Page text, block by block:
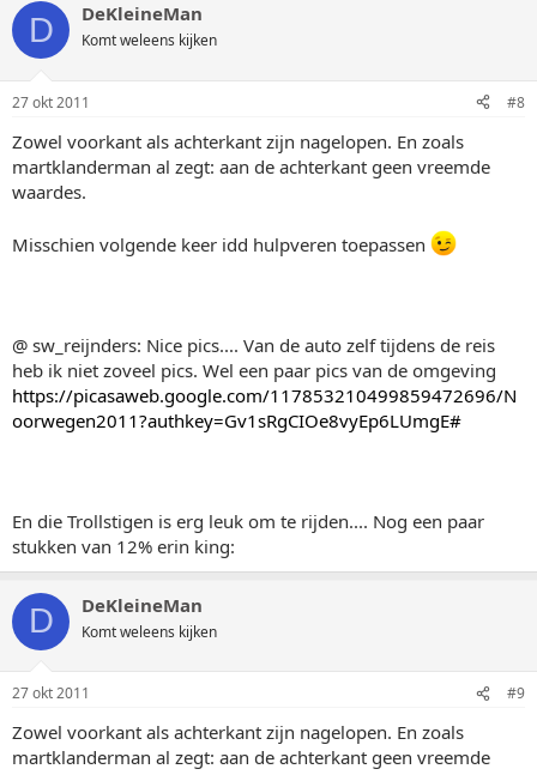
D DeKleineMan
Komt weleens kijken
27 okt 2011 #8
Zowel voorkant als achterkant zijn nagelopen. En zoals
martklanderman al zegt: aan de achterkant geen vreemde
waardes.
Misschien volgende keer idd hulpveren toepassen
@ sw_reijnders: Nice pics.... Van de auto zelf tijdens de reis
heb ik niet zoveel pics. Wel een paar pics van de omgeving
https://picasaweb.google.com/117853210499859472696/N
oorwegen2011?authkey=Gv1sRgCIOe8vyEp6LUmgE#
En die Trollstigen is erg leuk om te rijden.... Nog een paar
stukken van 12% erin king:
D DeKleineMan
Komt weleens kijken
27 okt 2011 #9
Zowel voorkant als achterkant zijn nagelopen. En zoals
martklanderman al zegt: aan de achterkant geen vreemde